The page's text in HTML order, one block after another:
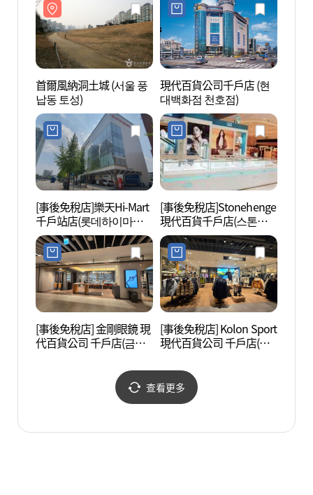
首爾風納洞土城 (서울 풍
납동 토성)
現代百貨公司千戶店 (현
대백화점 천호점)
[事後免稅店]樂天Hi-Mart
千戶站店(롯데하이마트
천호역점)
[事後免稅店]Stonehenge
現代百貨千戶店(스톤헨
지 현대백화점 천호점)
[事後免稅店] 金剛眼鏡 現
代百貨公司 千戶店(금강
[事後免稅店] Kolon Sport
現代百貨公司 千戶店(코
천호점)
查看更多